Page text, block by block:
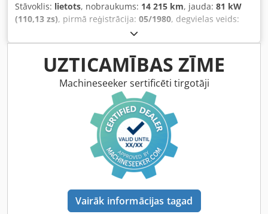
Stāvoklis: lietots, nobraukums: 14 215 km, jauda: 81 kW
(110,13 zs), pirmā reģistrācija: 05/1980, degvielas veids:
, kopējais svars:6 500 kg
mehānisks, sēdvietu skaits:2, Ražošanas gads:1980,
Aprīkojums:celtnis, pilnpiedziņa,
UZTICAMĪBAS ZĪME
Machineseeker sertificēti tirgotāji
Vairāk informācijas tagad